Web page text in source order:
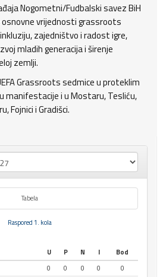
Nogometni/Fudbalski savez BiH
vrijednosti grassroots
zajedništvo i radost igre,
mladih generacija i širenje
zemlji.
Grassroots sedmice u proteklim
manifestacije i u Mostaru, Tesliću,
Fojnici i Gradišci.
Tabela
Raspored 1. kola
U P N I
Bod
0 0 0 0
0